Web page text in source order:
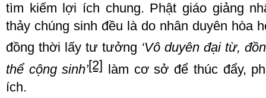
tìm kiếm lợi ích chung. Phật giáo giảng
thảy chúng sinh đều là do nhân duyên hòa
đồng thời lấy tư tưởng ‘Vô duyên đại từ,
thể cộng sinh’[2] làm cơ sở để thúc đẩy,
ích.